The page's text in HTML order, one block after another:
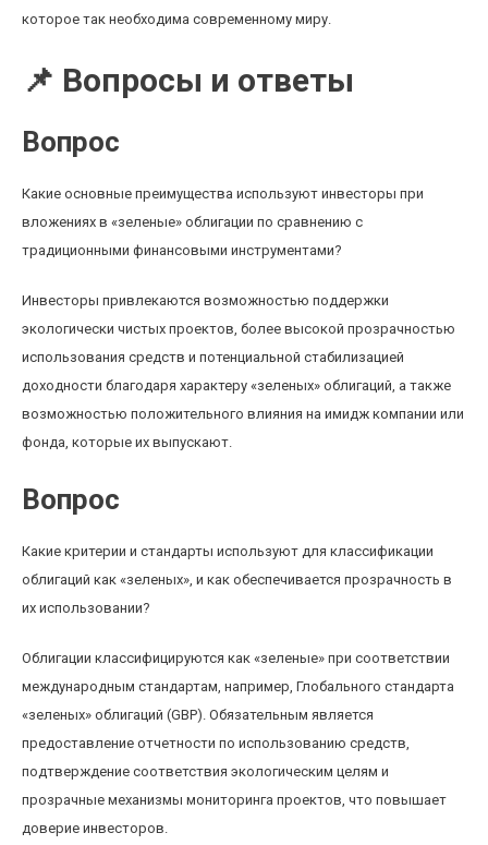
которое так необходима современному миру.
📌 Вопросы и ответы
Вопрос
Какие основные преимущества используют инвесторы при
вложениях в «зеленые» облигации по сравнению с
традиционными финансовыми инструментами?
Инвесторы привлекаются возможностью поддержки
экологически чистых проектов, более высокой прозрачностью
использования средств и потенциальной стабилизацией
доходности благодаря характеру «зеленых» облигаций, а также
возможностью положительного влияния на имидж компании или
фонда, которые их выпускают.
Вопрос
Какие критерии и стандарты используют для классификации
облигаций как «зеленых», и как обеспечивается прозрачность в
их использовании?
Облигации классифицируются как «зеленые» при соответствии
международным стандартам, например, Глобального стандарта
«зеленых» облигаций (GBP). Обязательным является
предоставление отчетности по использованию средств,
подтверждение соответствия экологическим целям и
прозрачные механизмы мониторинга проектов, что повышает
доверие инвесторов.